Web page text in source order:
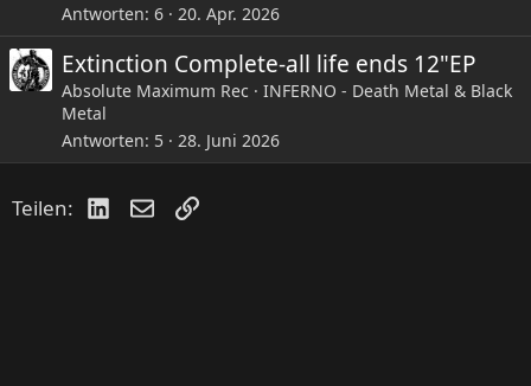
Antworten 6 20. Apr. 2026
Extinction Complete-all life ends 12"EP
Absolute Maximum Rec
INFERNO - Death Metal & Black
Metal
Antworten 5 28. Juni 2026
Teilen: LinkedIn
E-MailLink